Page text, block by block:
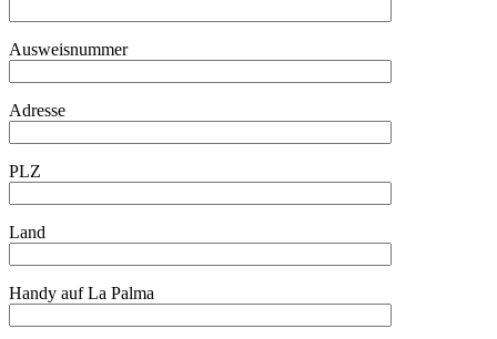
Ausweisnummer
Adresse
PLZ
Land
Handy auf La Palma